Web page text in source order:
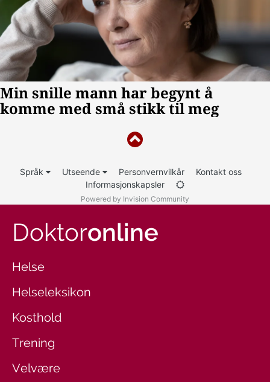
Språk Utseende Personvernvilkår
Kontakt oss
Informasjonskapsler
Powered by Invision Community
Doktoronline
Helse
Helseleksikon
Kosthold
Trening
Velvære